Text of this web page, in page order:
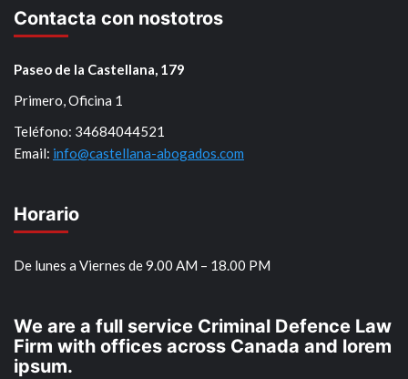
Contacta con nostotros
Paseo de la Castellana, 179
Primero, Oficina 1
Teléfono: 34684044521
Email: info@castellana-abogados.com
Horario
De lunes a Viernes de 9.00 AM – 18.00 PM
We are a full service Criminal Defence Law
Firm with offices across Canada and lorem
ipsum.